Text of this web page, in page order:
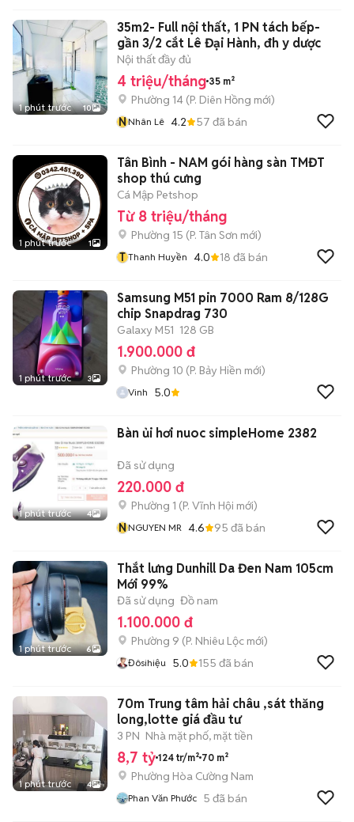
1 phút trước 10
35m2- Full nội thất, 1 PN tách bếp-
gần 3/2 cắt Lê Đại Hành, đh y dược
Nội thất đầy đủ
4 triệu/tháng 35 m²
Phường 14 (P. Diên Hồng mới)
NNhân Lê 4.2 57 đã bán
1 phút trước 1
Tân Bình - NAM gói hàng sàn TMĐT
shop thú cưng
Cá Mập Petshop
Từ 8 triệu/tháng
Phường 15 (P. Tân Sơn mới)
T Thanh Huyền 4.0 18 đã bán
1 phút trước 3
Samsung M51 pin 7000 Ram 8/128G
chip Snapdrag 730
Galaxy M51 128 GB
1.900.000 đ
Phường 10 (P. Bảy Hiền mới)
Vinh 5.0
1 phút trước 4
Bàn ủi hơi nuoc simpleHome 2382
Đã sử dụng
220.000 đ
Phường 1 (P. Vĩnh Hội mới)
NNGUYEN MR 4.6 95 đã bán
1 phút trước 6
Thắt lưng Dunhill Da Đen Nam 105cm
Mới 99%
Đã sử dụng Đồ nam
1.100.000 đ
Phường 9 (P. Nhiêu Lộc mới)
Đôsihiệu 5.0 155 đã bán
1 phút trước 4
70m Trung tâm hải châu ,sát thăng
long,lotte giá đầu tư
3 PN Nhà mặt phố, mặt tiền
8,7 tỷ 124 tr/m² 70 m²
Phường Hòa Cường Nam
Phan Văn Phước 5 đã bán